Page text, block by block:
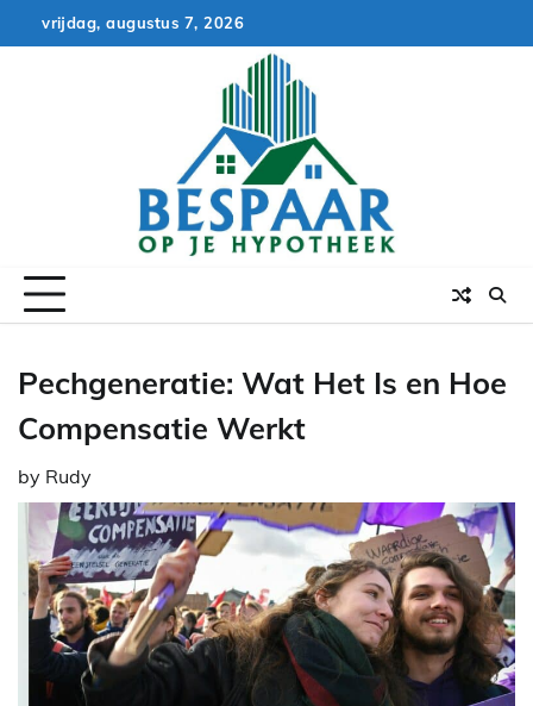
to
vrijdag, augustus 7, 2026
Pechgeneratie: Wat Het Is en Hoe
Compensatie Werkt
by Rudy